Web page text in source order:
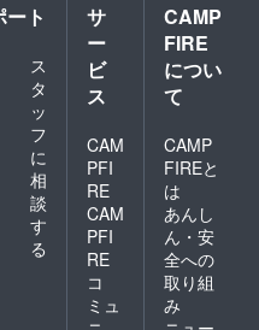
ト
ス
タ
ッ
フ
に
相
談
す
る
サ
ー
ビ
ス
CAM
PFI
RE
CAM
PFI
RE
コ
ミュ
CAMP
FIRE
につい
て
CAMP
FIREと
は
あんし
ん・安
全への
取り組
み